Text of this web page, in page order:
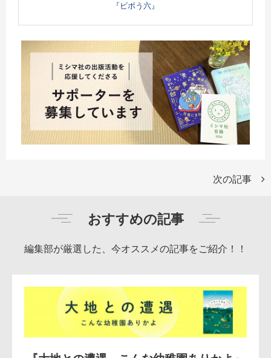
『ビボう六』
次の記事
おすすめの記事
編集部が厳選した、今オススメの記事をご紹介！！